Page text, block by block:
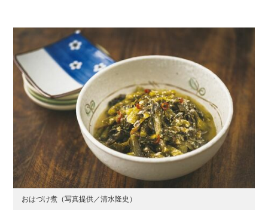
おはづけ煮（写真提供／清水隆史）